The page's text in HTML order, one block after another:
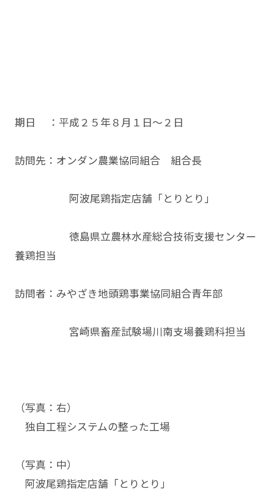
期日 ：平成２５年８月１日～２日
訪問先：オンダン農業協同組合 組合長
阿波尾鶏指定店舗「とりとり」
徳島県立農林水産総合技術支援センター
養鶏担当
訪問者：みやざき地頭鶏事業協同組合青年部
宮崎県畜産試験場川南支場養鶏科担当
（写真：右）
独自工程システムの整った工場
（写真：中）
阿波尾鶏指定店舗「とりとり」